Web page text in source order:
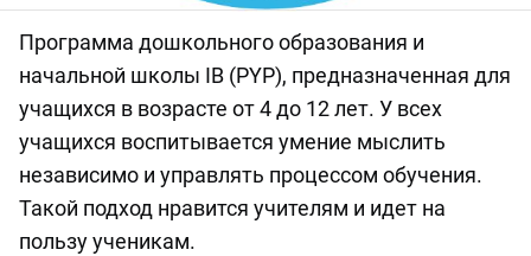
Программа дошкольного образования и
начальной школы IB (PYP), предназначенная для
учащихся в возрасте от 4 до 12 лет. У всех
учащихся воспитывается умение мыслить
независимо и управлять процессом обучения.
Такой подход нравится учителям и идет на
пользу ученикам.